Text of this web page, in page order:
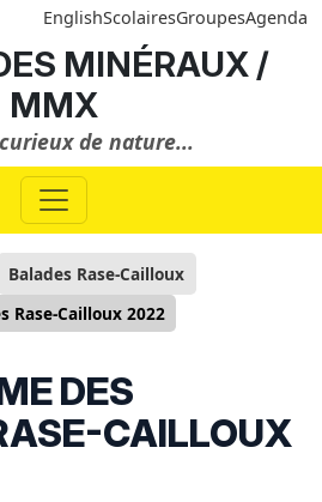
EnglishScolairesGroupesAgenda
MINÉRAUX /
MMX
de nature...
Balades Rase-Cailloux
Rase-Cailloux 2022
DES
CAILLOUX